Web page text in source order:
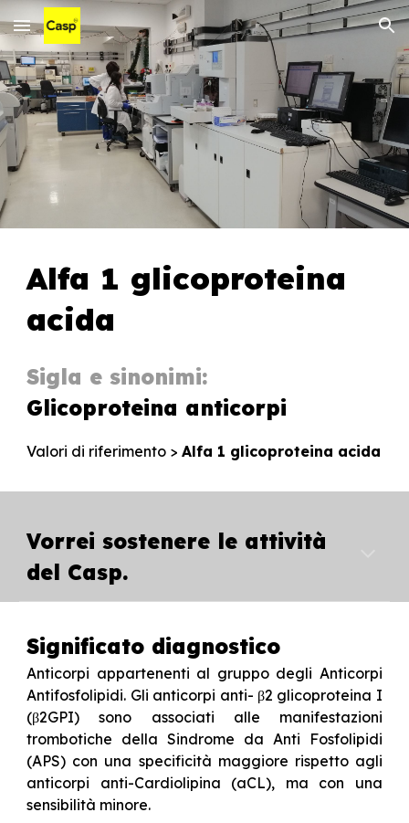
Skip to main content Skip to navigation
Alfa 1 glicoproteina
acida
Sigla e sinonimi:
Glicoproteina anticorpi
Valori di riferimento >Alfa 1 glicoproteina acida
Vorrei sostenere le attività
del Casp.
Significato diagnostico
Anticorpi appartenenti al gruppo degli Anticorpi
Antifosfolipidi. Gli anticorpi anti- β2 glicoproteina I
(β2GPI) sono associati alle manifestazioni
trombotiche della Sindrome da Anti Fosfolipidi
(APS) con una specificità maggiore rispetto agli
anticorpi anti-Cardiolipina (aCL), ma con una
sensibilità minore.